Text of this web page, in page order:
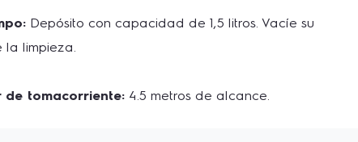
Depósito con capacidad de 1,5 litros. Vacíe su
la limpieza.
de tomacorriente: 4.5 metros de alcance.